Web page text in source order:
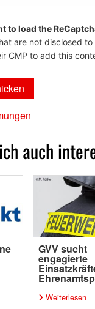
to load the
are not disclosed
CMP to add this
auch
GVV sucht
engagierte
Weiterlesen